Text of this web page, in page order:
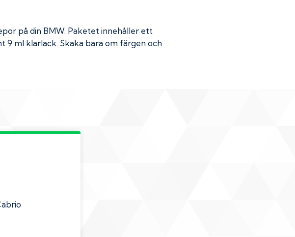
på din BMW. Paketet innehåller ett
9 ml klarlack. Skaka bara om färgen och